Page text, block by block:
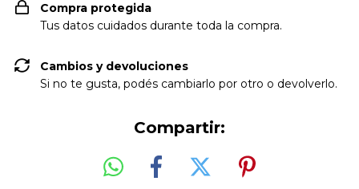
Compra protegida
Tus datos cuidados durante toda la compra.
Cambios y devoluciones
Si no te gusta, podés cambiarlo por otro o devolverlo.
Compartir: